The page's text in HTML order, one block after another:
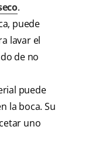
.
puede
lavar el
de no
puede
la boca. Su
uno